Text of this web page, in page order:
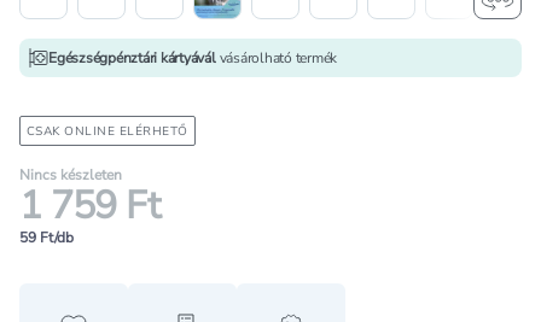
Egészségpénztári kártyáválvásárolható termék
CSAK ONLINE ELÉRHETŐ
Nincs készleten
1 759 Ft
59 Ft/db